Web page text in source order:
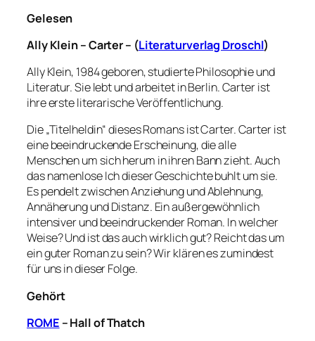
Gelesen
AllyKlein –Carter– (Literaturverlag Droschl)
Ally Klein, 1984 geboren, studierte Philosophie und
Literatur. Sie lebt und arbeitet in Berlin. Carter ist
ihre erste literarische Veröffentlichung.
Die „Titelheldin“ dieses Romans ist Carter. Carter ist
eine beeindruckende Erscheinung, die alle
Menschen um sich herum in ihren Bann zieht. Auch
das namenlose Ich dieser Geschichte buhlt um sie.
Es pendelt zwischen Anziehung und Ablehnung,
Annäherung und Distanz. Ein außergewöhnlich
intensiver und beeindruckender Roman. In welcher
Weise? Und ist das auch wirklich gut? Reicht das um
ein guter Roman zu sein? Wir klären es zumindest
für uns in dieser Folge.
Gehört
ROME – Hall of Thatch